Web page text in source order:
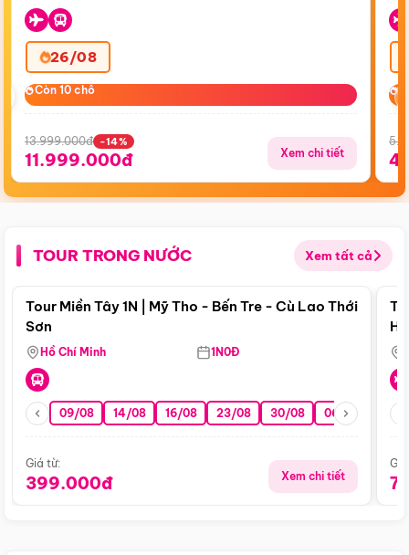
26/08
Còn 10 chỗ
Còn 10 chỗ
13.999.000đ -14%
11.999.000đ Xem chi tiết
TOUR TRONG NƯỚC Xem tất cả
Điểm nổi bật
Tour Miền Tây 1N | Mỹ Tho - Bến Tre - Cù Lao Thới
Sơn
Hồ Chí Minh 1N0Đ
09/08 14/08 16/08 23/08 30/08 06/09 13/09
Giá từ:
399.000đ Xem chi tiết